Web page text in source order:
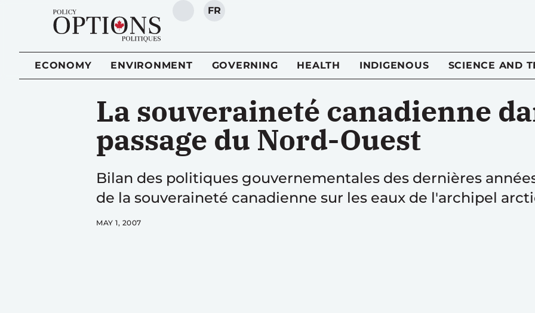
SEARCH
FR
ECONOMY ENVIRONMENT GOVERNING HEALTH INDIGENOUS SCIENCE AND
La souveraineté canadienne
passage du Nord-Ouest
Bilan des politiques gouvernementales des dernières
de la souveraineté canadienne sur les eaux de l'archipel
MAY 1, 2007